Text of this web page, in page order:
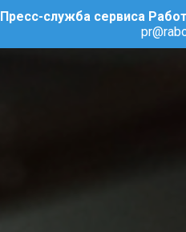
Пресс-служба сервиса